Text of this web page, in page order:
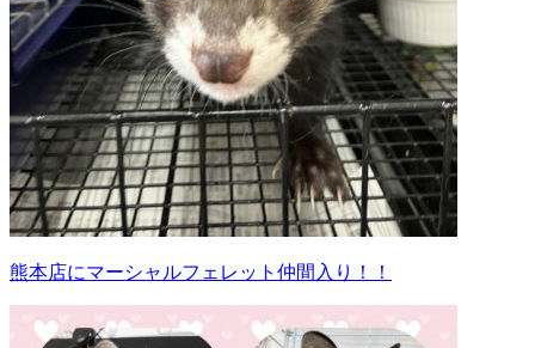
熊本店にマーシャルフェレット仲間入り！！